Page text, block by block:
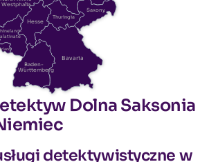
Baden-
Württemberg
Bavaria
Hesse
Westphalia
Saxony
Thuringia
Dolna Saksonia
detektywistyczne w